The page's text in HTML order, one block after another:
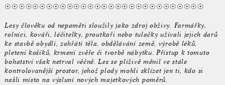
☉☉☉☉☉☉☉☉☉☉☉☉☉☉☉☉☉☉☉☉☉☉☉☉☉☉☉☉☉
Lesy člověku od nepaměti sloužily jako zdroj obživy. Farmářky,
rolníci, kováři, léčitelky, proutkaři nebo tulačky užívali jejich darů
ke stavbě obydlí, zahřátí těla, obdělávání země, výrobě léků,
pletení košíků, krmení zvěře či tvorbě nábytku. Přístup k tomuto
bohatství však netrval věčně. Les se plíživě měnil ve stále
kontrolovanější prostor, jehož plody mohli sklízet jen ti, kdo si
našli místo na výsluní nových majetkových poměrů.